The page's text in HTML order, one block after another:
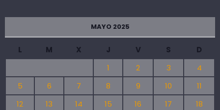
MAYO 2025
L M X J V S
D
1
2 3
4
5
6 7 8 9 10
11
12
13 14 15 16 17
18